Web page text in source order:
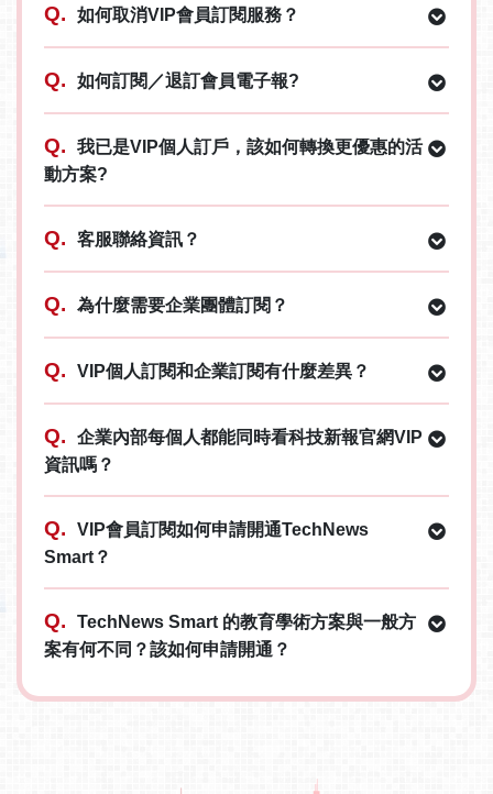
Q. 如何取消VIP會員訂閱服務？
Q. 如何訂閱／退訂會員電子報?
Q.
我已是VIP個人訂戶，該如何轉換更優惠的活
動方案?
Q. 客服聯絡資訊？
Q. 為什麼需要企業團體訂閱？
Q. VIP個人訂閱和企業訂閱有什麼差異？
Q.
企業內部每個人都能同時看科技新報官網VIP
資訊嗎？
Q.
VIP會員訂閱如何申請開通TechNews
Smart？
Q.
TechNews Smart 的教育學術方案與一般方
案有何不同？該如何申請開通？